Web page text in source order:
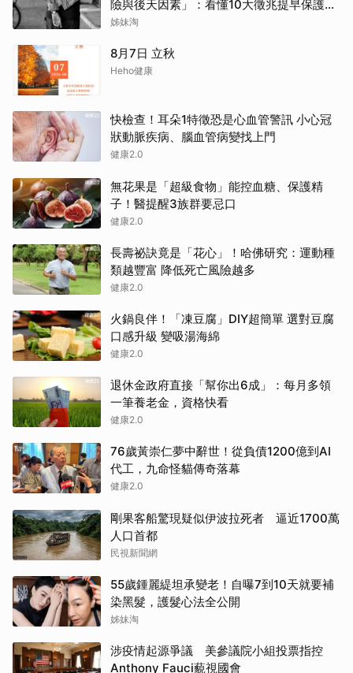
險與後天因素」：看懂10大徵兆提早保護大
腦
姊妹淘
8月7日 立秋
Heho健康
快檢查！耳朵1特徵恐是心血管警訊 小心冠
狀動脈疾病、腦血管病變找上門
健康2.0
無花果是「超級食物」能控血糖、保護精
子！醫提醒3族群要忌口
健康2.0
長壽祕訣竟是「花心」！哈佛研究：運動種
類越豐富 降低死亡風險越多
健康2.0
火鍋良伴！「凍豆腐」DIY超簡單 選對豆腐
口感升級 變吸湯海綿
健康2.0
退休金政府直接「幫你出6成」：每月多領
一筆養老金，資格快看
健康2.0
76歲黃崇仁夢中辭世！從負債1200億到AI
代工，九命怪貓傳奇落幕
健康2.0
剛果客船驚現疑似伊波拉死者 逼近1700萬
人口首都
民視新聞網
55歲鍾麗緹坦承變老！自曝7到10天就要補
染黑髮，護髮心法全公開
姊妹淘
涉疫情起源爭議 美參議院小組投票指控
Anthony Fauci藐視國會